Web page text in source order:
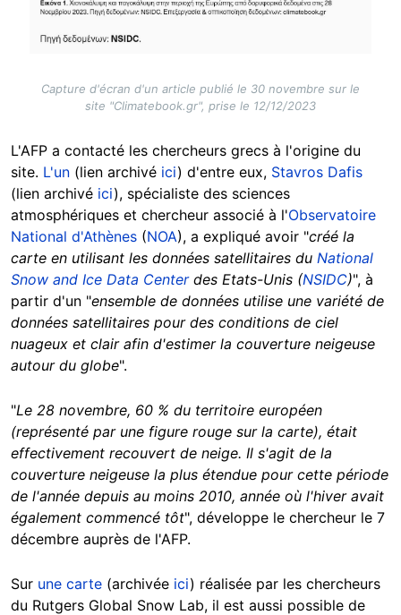
Capture d'écran d'un article publié le 30 novembre sur le
site "Climatebook.gr", prise le 12/12/2023
L'AFP a contacté les chercheurs grecs à l'origine du
site. L'un (lien archivé ici) d'entre eux, Stavros Dafis
(lien archivé ici), spécialiste des sciences
atmosphériques et chercheur associé à l'Observatoire
National d'Athènes (NOA), a expliqué avoir "créé la
carte en utilisant les données satellitaires du National
Snow and Ice Data Centerdes Etats-Unis (NSIDC)", à
partir d'un "ensemble de données utilise une variété de
données satellitaires pour des conditions de ciel
nuageux et clair afin d'estimer la couverture neigeuse
autour du globe".
"Le 28 novembre, 60 % du territoire européen
(représenté par une figure rouge sur la carte), était
effectivement recouvert de neige. Il s'agit de la
couverture neigeuse la plus étendue pour cette période
de l'année depuis au moins 2010, année où l'hiver avait
également commencé tôt", développe le chercheur le 7
décembre auprès de l'AFP.
Sur une carte (archivée ici) réalisée par les chercheurs
du Rutgers Global Snow Lab, il est aussi possible de